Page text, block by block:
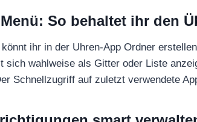
So behaltet ihr den
ihr in der Uhren-App Ordner
wahlweise als Gitter oder Liste
Schnellzugriff auf zuletzt verwendete